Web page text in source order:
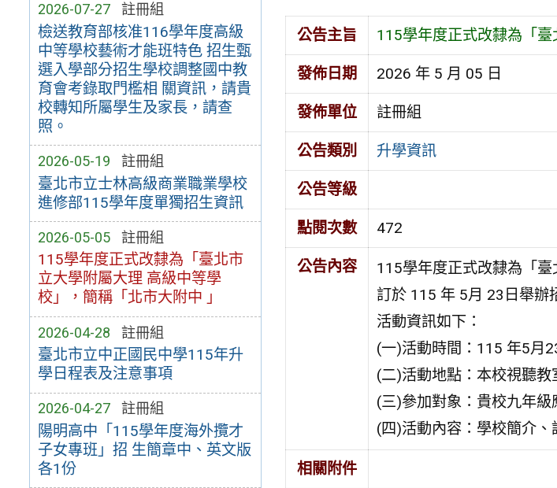
2026-07-27 註冊組
檢送教育部核准116學年度高級
中等學校藝術才能班特色 招生甄
選入學部分招生學校調整國中教
育會考錄取門檻相 關資訊，請貴
校轉知所屬學生及家長，請查
照。
2026-05-19 註冊組
臺北市立士林高級商業職業學校
進修部115學年度單獨招生資訊
2026-05-05 註冊組
115學年度正式改隸為「臺北市
立大學附屬大理 高級中等學
校」，簡稱「北市大附中 」
2026-04-28 註冊組
臺北市立中正國民中學115年升
學日程表及注意事項
2026-04-27 註冊組
陽明高中「115學年度海外攬才
子女專班」招 生簡章中、英文版
各1份
公告主旨 115學年度正式改隸為「臺
發佈日期 2026 年 5 月 05 日
發佈單位 註冊組
公告類別 升學資訊
公告等級
點閱次數 472
公告內容
115學年度正式改隸為「臺
訂於 115 年 5月 23日舉辦
活動資訊如下：
(一)活動時間：115 年5月
(二)活動地點：本校視聽教
(三)參加對象：貴校九年級
(四)活動內容：學校簡介
相關附件